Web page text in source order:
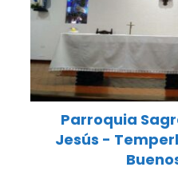
Parroquia
Jesús -